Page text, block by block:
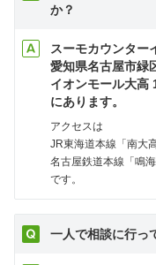
か？
スーモカウンター
愛知県名古屋市緑
イオンモール大高
にあります。
アクセスは
JR東海道本線「南大
名古屋鉄道本線「鳴
です。
一人で相談に行っ